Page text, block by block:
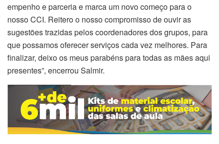
empenho e parceria e marca um novo começo para o
nosso CCI. Reitero o nosso compromisso de ouvir as
sugestões trazidas pelos coordenadores dos grupos, para
que possamos oferecer serviços cada vez melhores. Para
finalizar, deixo os meus parabéns para todas as mães aqui
presentes”, encerrou Salmir.